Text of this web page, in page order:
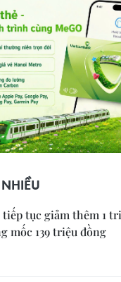
tiếp tục giảm thêm 1
mốc 139 triệu đồng